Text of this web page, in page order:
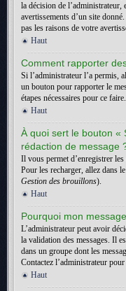
la décision de l’administrateur,
avertissements d’un site
pas les raisons de votre
Haut
Comment rapporter
Si l’administrateur l’a permis,
un bouton pour rapporter le
étapes nécessaires pour ce faire.
Haut
À quoi sert le bouton «
rédaction de message
Il vous permet d’enregistrer
Pour les recharger, allez dans
Gestion des brouillons).
Haut
Pourquoi mon
L’administrateur peut avoir
la validation des messages. Il
dans un groupe dont les
Contactez l’administrateur
Haut